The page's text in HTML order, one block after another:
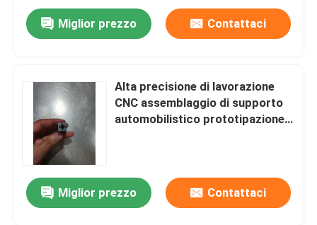
Prodotti
Video
Mostra VR
Miglior prezzo
Contattaci
Alta precisione di lavorazione
CNC assemblaggio di supporto
automobilistico prototipazione
Miglior prezzo Contattaci